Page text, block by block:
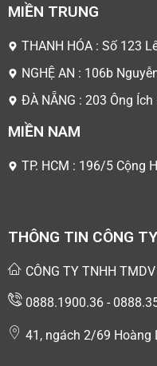
MIỀN TRUNG
THANH HÓA : Số 123
NGHỆ AN : 106b
ĐÀ NẴNG : 203 Ông
MIỀN NAM
TP. HCM : 196/5 Cộng
THÔNG TIN CÔNG TY
CÔNG TY TNHH
0888.1900.36 -
41, ngách 2/69 Hoàng